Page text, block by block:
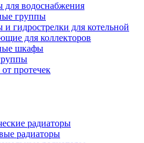
для водоснабжения
группы
и гидрострелки для котельной
для коллекторов
шкафы
протечек
радиаторы
радиаторы